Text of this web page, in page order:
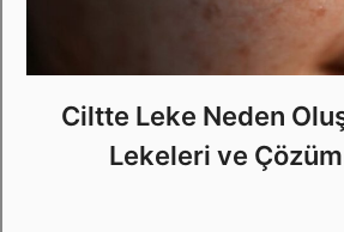
Ciltte Leke Neden
Lekeleri ve Çözüm